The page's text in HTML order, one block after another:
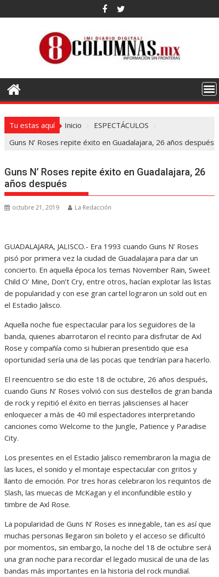
al
Tu estas aquí Inicio
ESPECTÁCULOS
Guns N’ Roses repite éxito en Guadalajara, 26 años después
Guns N’ Roses repite éxito en Guadalajara, 26
años después
octubre 21, 2019 La Redacción
GUADALAJARA, JALISCO.- Era 1993 cuando Guns N’ Roses
pisó por primera vez la ciudad de Guadalajara para dar un
concierto. En aquella época los temas November Rain, Sweet
Child O’ Mine, Don’t Cry, entre otros, hacían explotar las listas
de popularidad y con ese gran cartel lograron un sold out en
el Estadio Jalisco.
Aquella noche fue espectacular para los seguidores de la
banda, quienes abarrotaron el recinto para disfrutar de Axl
Rose y compañía como si hubieran presentido que esa
oportunidad sería una de las pocas que tendrían para hacerlo.
El reencuentro se dio este 18 de octubre, 26 años después,
cuando Guns N’ Roses volvió con sus destellos de gran banda
de rock y repitió el éxito en tierras jaliscienses al hacer
enloquecer a más de 40 mil espectadores interpretando
canciones como Welcome to the Jungle, Patience y Paradise
City.
Los presentes en el Estadio Jalisco remembraron la magia de
las luces, el sonido y el montaje espectacular con gritos y
llanto de emoción. Por tres horas celebraron los requintos de
Slash, las muecas de McKagan y el inconfundible estilo y
timbre de Axl Rose.
La popularidad de Guns N’ Roses es innegable, tan es así que
muchas personas llegaron sin boleto y el acceso se dificultó
por momentos, sin embargo, la noche del 18 de octubre será
una gran noche para recordar el legado musical de una de las
bandas más importantes en la historia del rock mundial.